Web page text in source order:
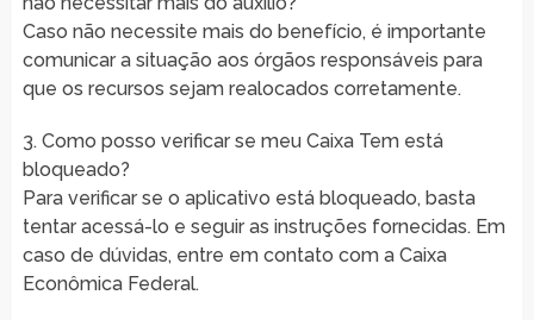
Caso não necessite mais do benefício, é importante
comunicar a situação aos órgãos responsáveis para
que os recursos sejam realocados corretamente.
3. Como posso verificar se meu Caixa Tem está
bloqueado?
Para verificar se o aplicativo está bloqueado, basta
tentar acessá-lo e seguir as instruções fornecidas. Em
caso de dúvidas, entre em contato com a Caixa
Econômica Federal.